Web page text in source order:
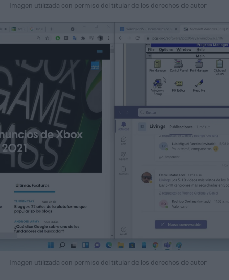
Imagen utilizada con permiso del titular de los derechos de autor
Imagen utilizada con permiso del titular de los derechos de autor